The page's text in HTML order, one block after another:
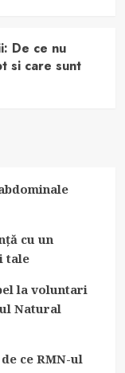
De ce nu
si care sunt
cu un
tale
la voluntari
Natural
ce RMN-ul